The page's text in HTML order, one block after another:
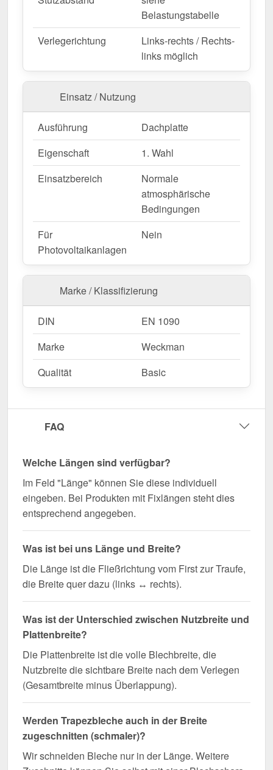
g/m² bestellen – Schnell geliefert & mit 10 Jahre
Langlebig, wetterfest, individuell auf Maß – bestellen
Sie jetzt und profitieren Sie von schneller Lieferung!
Wegen Sonderanfertigung vom Widerruf ausgeschlossen
Belastungstabelle
Verlegerichtung
Links-rechts / Rechts-
links möglich
Einsatz / Nutzung
Ausführung
Dachplatte
Eigenschaft
1. Wahl
Einsatzbereich
Normale
atmosphärische
Bedingungen
Für
Photovoltaikanlagen
Nein
Marke / Klassifizierung
DIN
EN 1090
Marke
Weckman
Qualität
Basic
FAQ
Welche Längen sind verfügbar?
Im Feld "Länge" können Sie diese individuell
eingeben. Bei Produkten mit Fixlängen steht dies
entsprechend angegeben.
Was ist bei uns Länge und Breite?
Die Länge ist die Fließrichtung vom First zur Traufe,
die Breite quer dazu (links ↔ rechts).
Was ist der Unterschied zwischen Nutzbreite und
Plattenbreite?
Die Plattenbreite ist die volle Blechbreite, die
Nutzbreite die sichtbare Breite nach dem Verlegen
(Gesamtbreite minus Überlappung).
Werden Trapezbleche auch in der Breite
zugeschnitten (schmaler)?
Wir schneiden Bleche nur in der Länge. Weitere